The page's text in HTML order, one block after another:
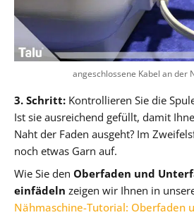
angeschlossene Kabel an der
3. Schritt: Kontrollieren Sie die
Ist sie ausreichend gefüllt, damit
Naht der Faden ausgeht? Im
noch etwas Garn auf.
Wie Sie den Oberfaden und
einfädeln zeigen wir Ihnen in
Nähmaschine-Tutorial: Oberfaden